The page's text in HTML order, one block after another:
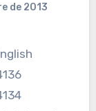
de 2013